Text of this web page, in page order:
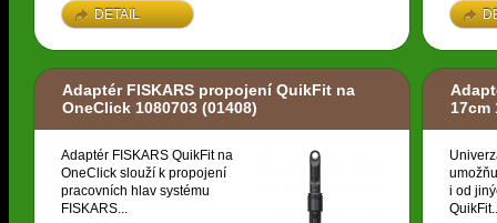
DETAIL
Adaptér FISKARS propojení QuikFit na
OneClick 1080703 (01408)
Adaptér FISKARS QuikFit na
OneClick slouží k propojení
pracovních hlav systému
FISKARS...
17cm
i od